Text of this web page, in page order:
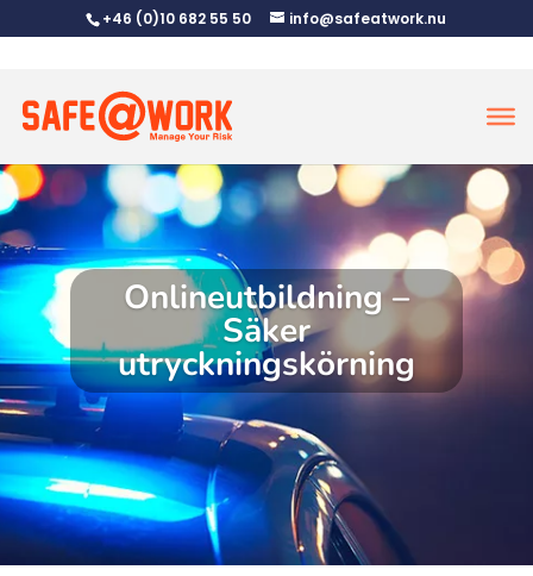
+46 (0)10 682 55 50 info@safeatwork.nu
Onlineutbildning –
Säker
utryckningskörning